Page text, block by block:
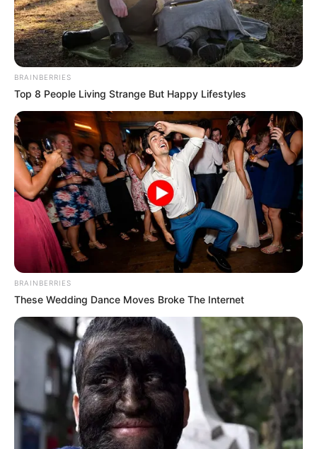
BRAINBERRIES
Top 8 People Living Strange But Happy Lifestyles
BRAINBERRIES
These Wedding Dance Moves Broke The Internet